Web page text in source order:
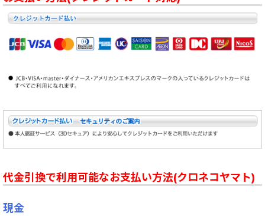
代金引換で利用可能なお支払い方法(クロネコヤマト)
現金